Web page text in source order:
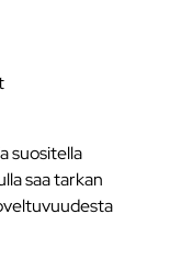
suositella
saa tarkan